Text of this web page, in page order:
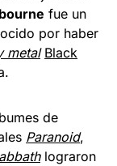
fue un
por haber
metal Black
de
Paranoid,
lograron